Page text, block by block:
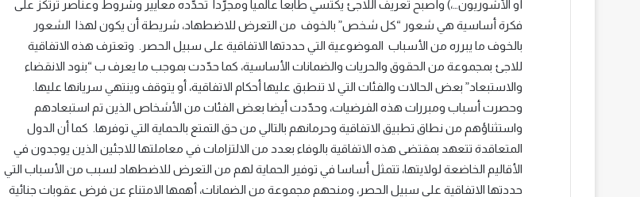
أو الأشوريون…،) وأصبح تعريف اللاجئ يكتسي طابعا عالميا ومجرّدا تحدّده معايير وشروط وعناصر ترتكز على
فكرة أساسية هي شعور “كل شخص” بالخوف من التعرض للاضطهاد، شريطة أن يكون لهذا الشعور
بالخوف ما يبرره من الأسباب الموضوعية التي حددتها الاتفاقية على سبيل الحصر. وتعترف هذه الاتفاقية
للاجئ بمجموعة من الحقوق والحريات والضمانات الأساسية، كما حدّدت بموجب ما يعرف ب “بنود الانقضاء
والاستبعاد” بعض الحالات والفئات التي لا تنطبق عليها أحكام الاتفاقية، أو يتوقف وينتهي سريانها عليها.
وحصرت أسباب ومبررات هذه الفرضيات، وحدّدت أيضا بعض الفئات من الأشخاص الذين تم استبعادهم
واستثناؤهم من نطاق تطبيق الاتفاقية وحرمانهم بالتالي من حق التمتع بالحماية التي توفرها. كما أن الدول
المتعاقدة تتعهد بمقتضى هذه الاتفاقية بالوفاء بعدد من الالتزامات في معاملتها للاجئين الذين يوجدون في
الأقاليم الخاضعة لولايتها، تتمثل أساسا في توفير الحماية لهم من التعرض للاضطهاد لسبب من الأسباب التي
حددتها الاتفاقية على سبيل الحصر، ومنحهم مجموعة من الضمانات، أهمها الامتناع عن فرض عقوبات جنائية